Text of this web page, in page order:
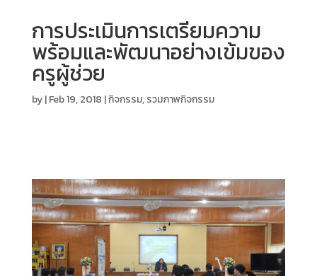
การประเมินการเตรียมความ
พร้อมและพัฒนาอย่างเข้มของ
ครูผู้ช่วย
by|Feb 19, 2018 |กิจกรรม,รวมภาพกิจกรรม